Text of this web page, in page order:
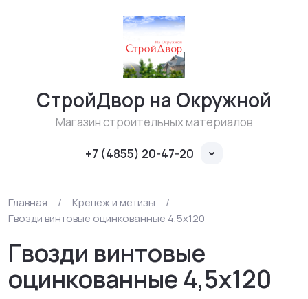
СтройДвор на Окружной
Магазин строительных материалов
+7 (4855) 20-47-20
Главная / Крепеж и метизы
/
Гвозди винтовые оцинкованные 4,5х120
Гвозди винтовые
оцинкованные 4,5х120